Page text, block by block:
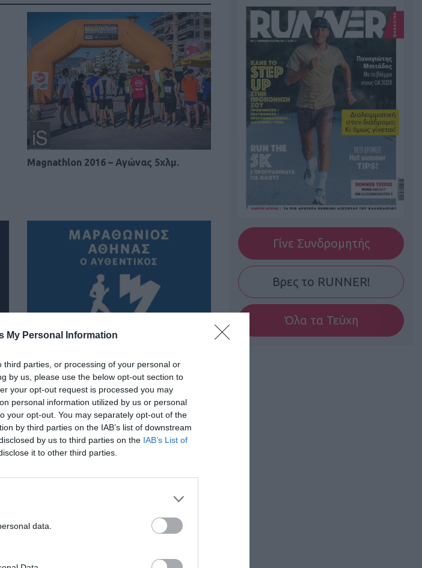
My Personal Information
parties, or processing of your personal or
by us, please use the below opt-out section to
your opt-out request is processed you may
personal information utilized by us or personal
your opt-out. You may separately opt-out of the
by third parties on the IAB’s list of downstream
by us to third parties on the IAB’s List of
it to other third parties.
data.
Magnathlon 2016 – Αγώνας 5χλμ.
33ος Αυθεντικός Μαραθώνιος Αθήνας
Τα αποτελέσματα του Μαραθώνιου και των
αγώνων των 5 και 10 χλμ.
Γίνε Συνδρομητής
Βρες το RUNNER!
Όλα τα Τεύχη